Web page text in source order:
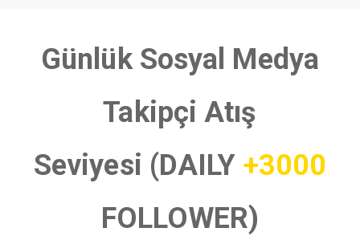
Günlük Sosyal Medya
Takipçi Atış
Seviyesi (DAILY +3000
FOLLOWER)